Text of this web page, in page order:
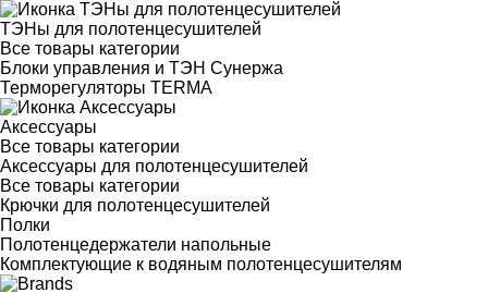
ТЭНы для полотенцесушителей
Все товары категории
Блоки управления и ТЭН Сунержа
Терморегуляторы TERMA
Аксессуары
Все товары категории
Аксессуары для полотенцесушителей
Все товары категории
Крючки для полотенцесушителей
Полки
Полотенцедержатели напольные
Комплектующие к водяным полотенцесушителям